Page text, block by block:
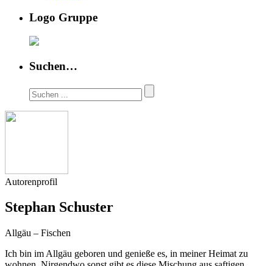
Logo Gruppe
Suchen…
Autorenprofil
Stephan Schuster
Allgäu – Fischen
Ich bin im Allgäu geboren und genieße es, in meiner Heimat zu